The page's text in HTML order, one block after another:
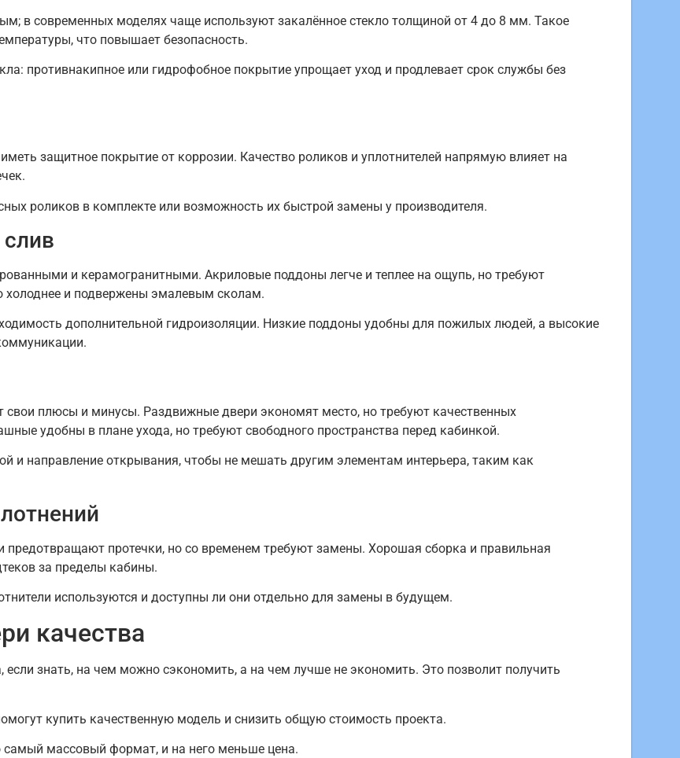
в современных моделях чаще используют закалённое стекло толщиной от 4 до 8 мм. Такое
что повышает безопасность.
противнакипное или гидрофобное покрытие упрощает уход и продлевает срок службы без
защитное покрытие от коррозии. Качество роликов и уплотнителей напрямую влияет на
роликов в комплекте или возможность их быстрой замены у производителя.
и керамогранитными. Акриловые поддоны легче и теплее на ощупь, но требуют
холоднее и подвержены эмалевым сколам.
дополнительной гидроизоляции. Низкие поддоны удобны для пожилых людей, а высокие
плюсы и минусы. Раздвижные двери экономят место, но требуют качественных
удобны в плане ухода, но требуют свободного пространства перед кабинкой.
и направление открывания, чтобы не мешать другим элементам интерьера, таким как
предотвращают протечки, но со временем требуют замены. Хорошая сборка и правильная
за пределы кабины.
используются и доступны ли они отдельно для замены в будущем.
качества
знать, на чем можно сэкономить, а на чем лучше не экономить. Это позволит получить
купить качественную модель и снизить общую стоимость проекта.
массовый формат, и на него меньше цена.